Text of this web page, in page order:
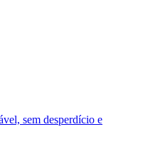
sem desperdício e